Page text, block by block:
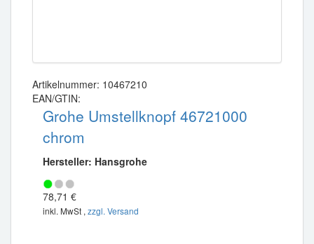
Artikelnummer: 10467210
EAN/GTIN:
Grohe Umstellknopf 46721000
chrom
Hersteller: Hansgrohe
78,71 €
inkl. MwSt , zzgl. Versand